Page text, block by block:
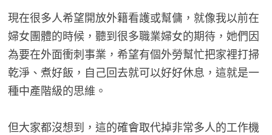
現在很多人希望開放外籍看護或幫傭，就像我以前在
婦女團體的時候，聽到很多職業婦女的期待，她們因
為要在外面衝刺事業，希望有個外勞幫忙把家裡打掃
乾淨、煮好飯，自己回去就可以好好休息，這就是一
種中產階級的思維。
但大家都沒想到，這的確會取代掉非常多人的工作機